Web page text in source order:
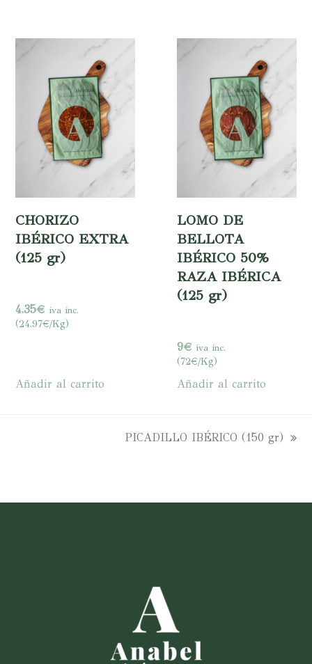
CHORIZO
IBÉRICO EXTRA
(125 gr)
4.35€ iva inc.
(24.97€/Kg)
Añadir al carrito
LOMO DE
BELLOTA
IBÉRICO 50%
RAZA IBÉRICA
(125 gr)
9€ iva inc.
(72€/Kg)
Añadir al carrito
siguiente:
PICADILLO IBÉRICO (150 gr)